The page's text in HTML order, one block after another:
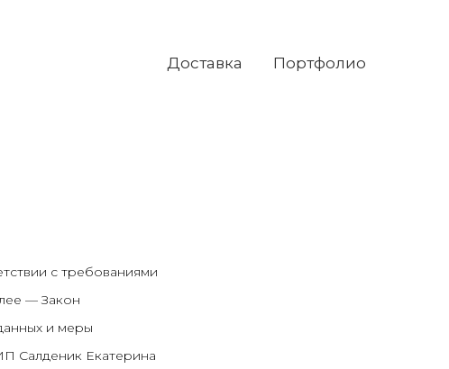
Доставка Портфолио
с требованиями
— Закон
и меры
Салденик Екатерина